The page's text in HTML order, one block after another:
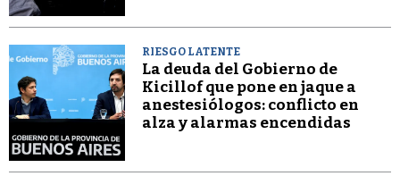
RIESGO LATENTE
La deuda del Gobierno de
Kicillof que pone en jaque a
anestesiólogos: conflicto en
alza y alarmas encendidas